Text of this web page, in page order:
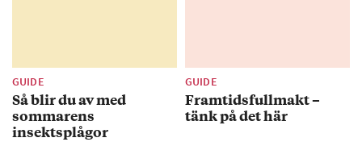
GUIDE
Så blir du av med
sommarens
insektsplågor
GUIDE
Framtidsfullmakt –
tänk på det här